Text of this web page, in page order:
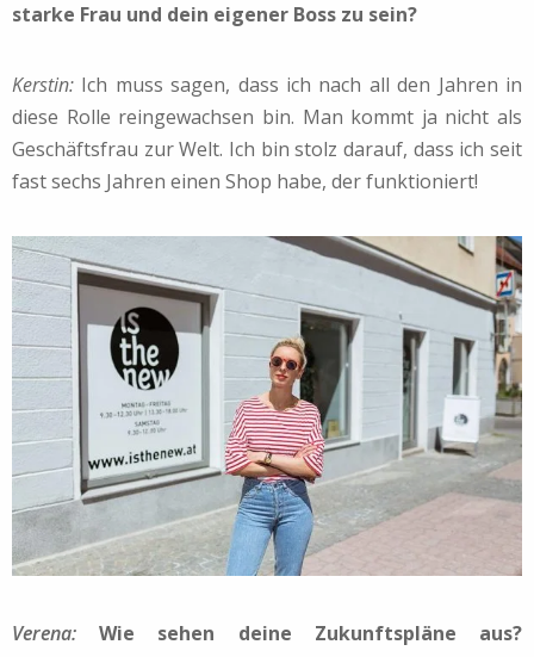
starke Frau und dein eigener Boss zu sein?
Kerstin: Ich muss sagen, dass ich nach all den Jahren in
diese Rolle reingewachsen bin. Man kommt ja nicht als
Geschäftsfrau zur Welt. Ich bin stolz darauf, dass ich seit
fast sechs Jahren einen Shop habe, der funktioniert!
Verena: Wie sehen deine Zukunftspläne aus?